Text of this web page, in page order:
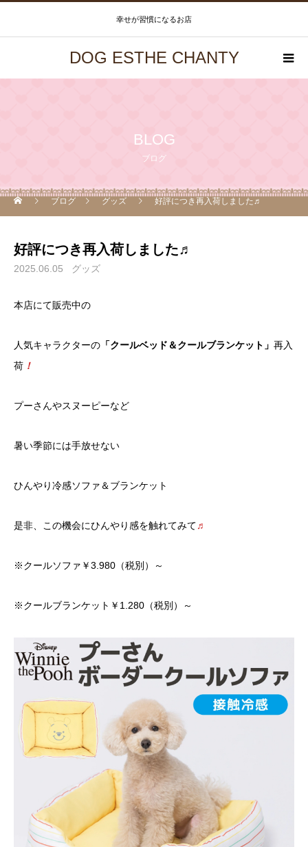
幸せが習慣になるお店
DOG ESTHE CHANTY
BLOG
ブログ
ブログ グッズ 好評につき再入荷しました♬
好評につき再入荷しました♬
2025.06.05 グッズ
本店にて販売中の
人気キャラクターの 「クールベッド＆クールブランケット」 再入
荷 ！
プーさんやスヌーピーなど
暑い季節には手放せない
ひんやり冷感ソファ＆ブランケット
是非、この機会にひんやり感を触れてみて♬
※クールソファ￥3.980（税別）～
※クールブランケット￥1.280（税別）～